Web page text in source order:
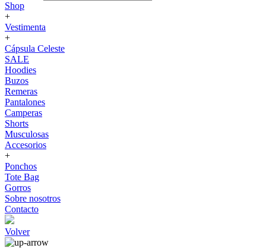
Shop
+
Vestimenta
+
Cápsula Celeste
SALE
Hoodies
Buzos
Remeras
Pantalones
Camperas
Shorts
Musculosas
Accesorios
+
Ponchos
Tote Bag
Gorros
Sobre nosotros
Contacto
Volver